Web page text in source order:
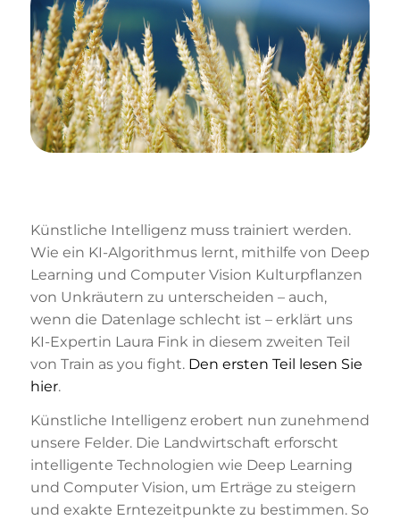
Künstliche Intelligenz muss trainiert werden.
Wie ein KI-Algorithmus lernt, mithilfe von Deep
Learning und Computer Vision Kulturpflanzen
von Unkräutern zu unterscheiden – auch,
wenn die Datenlage schlecht ist – erklärt uns
KI-Expertin Laura Fink in diesem zweiten Teil
von Train as you fight. Den ersten Teil lesen Sie
hier.
Künstliche Intelligenz erobert nun zunehmend
unsere Felder. Die Landwirtschaft erforscht
intelligente Technologien wie Deep Learning
und Computer Vision, um Erträge zu steigern
und exakte Erntezeitpunkte zu bestimmen. So